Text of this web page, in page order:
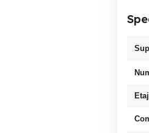
Etaj